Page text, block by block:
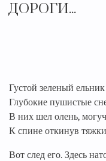
ДОРОГИ...
Густой зеленый
Глубокие пушистые
В них шел олень,
К спине откинув
Вот след его. Здесь